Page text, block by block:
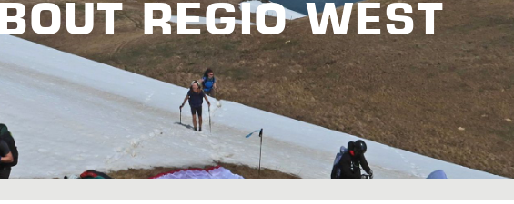
REGIO WEST